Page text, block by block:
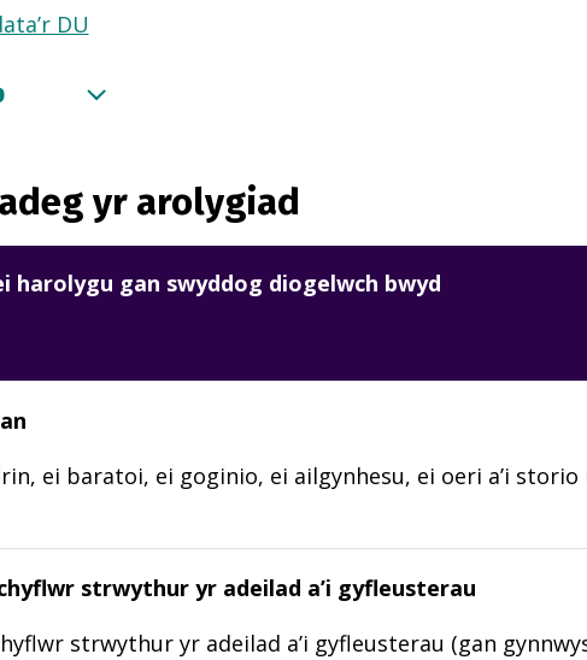
DU
yr arolygiad
harolygu gan swyddog diogelwch bwyd
ei baratoi, ei goginio, ei ailgynhesu, ei oeri a’i storio
strwythur yr adeilad a’i gyfleusterau
strwythur yr adeilad a’i gyfleusterau (gan